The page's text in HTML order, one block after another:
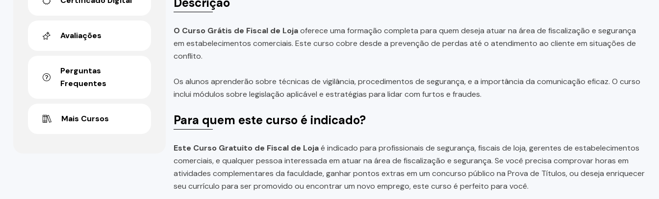
O Curso Grátis de Fiscal de Lojaoferece uma formação completa para quem deseja atuar na área de fiscalização e segurança
em estabelecimentos comerciais. Este curso cobre desde a prevenção de perdas até o atendimento ao cliente em situações de
conflito.
Os alunos aprenderão sobre técnicas de vigilância, procedimentos de segurança, e a importância da comunicação eficaz. O curso
inclui módulos sobre legislação aplicável e estratégias para lidar com furtos e fraudes.
Para quem este curso é indicado?
Este Curso Gratuito de Fiscal de Lojaé indicado para profissionais de segurança, fiscais de loja, gerentes de estabelecimentos
comerciais, e qualquer pessoa interessada em atuar na área de fiscalização e segurança. Se você precisa comprovar horas em
atividades complementares da faculdade, ganhar pontos extras em um concurso público na Prova de Títulos, ou deseja enriquecer
seu currículo para ser promovido ou encontrar um novo emprego, este curso é perfeito para você.
Avaliações
Perguntas
Frequentes
Mais Cursos